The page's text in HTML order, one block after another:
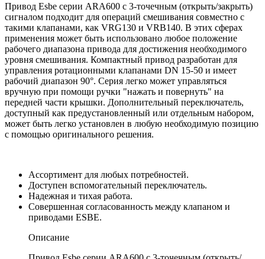
Привод Esbe серии ARA600 с 3-точечным (открыть/закрыть)
сигналом подходит для операций смешивания совместно с
такими клапанами, как VRG130 и VRB140. В этих сферах
применения может быть использовано любое положение
рабочего диапазона привода для достижения необходимого
уровня смешивания. Компактный привод разработан для
управления ротационными клапанами DN 15-50 и имеет
рабочий диапазон 90°. Серия легко может управляться
вручную при помощи ручки "нажать и повернуть" на
передней части крышки. Дополнительный переключатель,
доступный как предустановленный или отдельным набором,
может быть легко установлен в любую необходимую позицию
с помощью оригинального решения.
Ассортимент для любых потребностей.
Доступен вспомогательный переключатель.
Надежная и тихая работа.
Совершенная согласованность между клапаном и
приводами ESBE.
Описание